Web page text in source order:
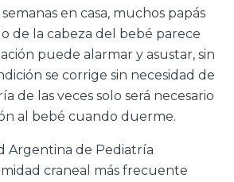
en casa, muchos papás
de la cabeza del bebé parece
puede alarmar y asustar, sin
se corrige sin necesidad de
de las veces solo será necesario
al bebé cuando duerme.
Argentina de Pediatría
craneal más frecuente